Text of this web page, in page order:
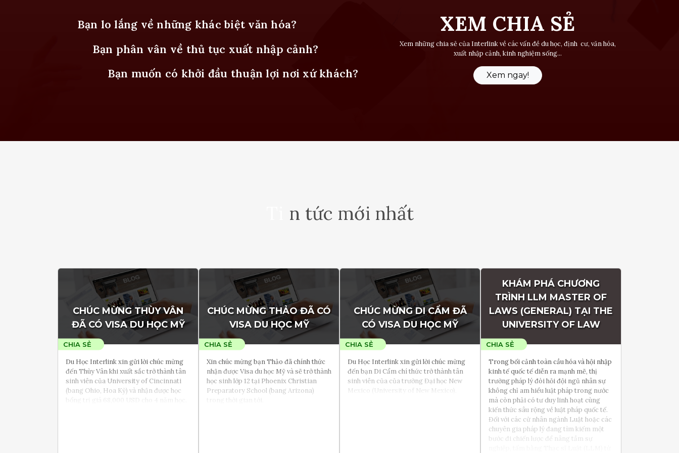
Bạn lo lắng về những khác biệt văn hóa?
Bạn phân vân về thủ tục xuất nhập cảnh?
Bạn muốn có khởi đầu thuận lợi nơi xứ khách?
XEM CHIA SẺ
Xem những chia sẻ của Interlink về các vấn đề du học, định cư, văn hóa,
xuất nhập cảnh, kinh nghiệm sống...
Xem ngay!
n tức mới nhất
CHÚC MỪNG THÙY VÂN
ĐÃ CÓ VISA DU HỌC MỸ
Du Học Interlink xin gửi lời chúc mừng
đến Thùy Vân khi xuất sắc trở thành tân
sinh viên của University of Cincinnati
(bang Ohio, Hoa Kỳ) và nhận được học
bổng trị giá 68,000 USD cho 4 năm học.
CHÚC MỪNG THẢO ĐÃ CÓ
VISA DU HỌC MỸ
Xin chúc mừng bạn Thảo đã chính thức
nhận được Visa du học Mỹ và sẽ trở thành
học sinh lớp 12 tại Phoenix Christian
Preparatory School (bang Arizona)
trong thời gian tới.
CHÚC MỪNG DI CẨM ĐÃ
CÓ VISA DU HỌC MỸ
Du Học Interlink xin gửi lời chúc mừng
đến bạn Di Cẩm chí thức trở thành tân
sinh viên của của trường Đại học New
Mexico (University of New Mexico).
KHÁM PHÁ CHƯƠNG
TRÌNH LLM MASTER OF
LAWS (GENERAL) TẠI THE
UNIVERSITY OF LAW
Trong bối cảnh toàn cầu hóa và hội nhập
kinh tế quốc tế diễn ra mạnh mẽ, thị
trường pháp lý đòi hỏi đội ngũ nhân sự
không chỉ am hiểu luật pháp trong nước
mà còn phải có tư duy linh hoạt cùng
kiến thức sâu rộng về luật pháp quốc tế.
Đối với các cử nhân ngành Luật hoặc các
chuyên gia pháp lý đang tìm kiếm một
bước đi chiến lược để nâng tầm sự